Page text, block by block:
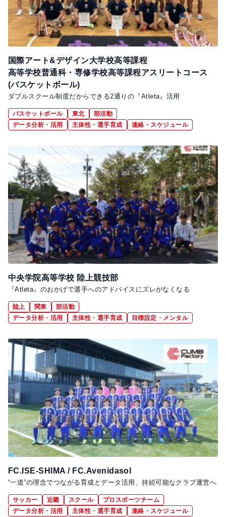
国際アート&デザイン大学校高等課程
高等学校普通科・専修学校高等課程アスリートコース
(バスケットボール)
ダブルスクール制度だからできる2通りの『Atleta』活用
バスケットボール 東北
部活動
データ分析・活用
主体性・選手育成 連絡・スケジュール
中央学院高等学校 陸上競技部
『Atleta』のおかげで選手へのアドバイスにズレがなくなる
陸上 関東
部活動
データ分析・活用
主体性・選手育成 目標設定・メンタル
FC.ISE-SHIMA / FC.Avenidasol
“一道”の理念でつながる育成とデータ活用、持続可能なクラブ運営へ
サッカー 近畿 スクール
プロスポーツチーム
データ分析・活用
主体性・選手育成 連絡・スケジュール